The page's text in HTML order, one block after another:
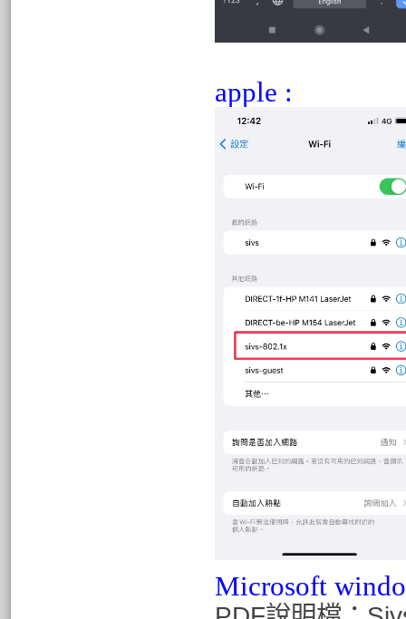
apple :
Microsoft